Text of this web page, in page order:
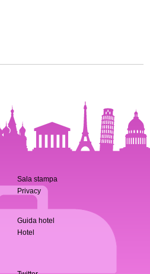
Sala stampa
Privacy
Guida hotel
Hotel